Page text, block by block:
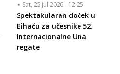
Sat, 25 Jul 2026 - 12:25
Spektakularan doček u
Bihaću za učesnike 52.
Internacionalne Una
regate